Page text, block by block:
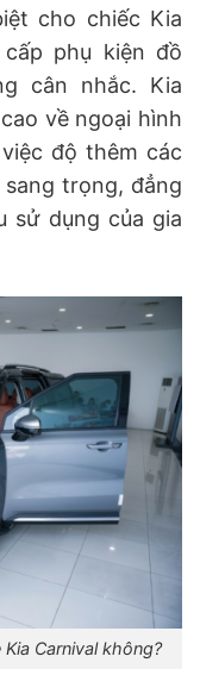
cho chiếc Kia
phụ kiện đồ
cân nhắc. Kia
về ngoại hình
độ thêm các
trọng, đẳng
sử dụng của gia
Carnival không?